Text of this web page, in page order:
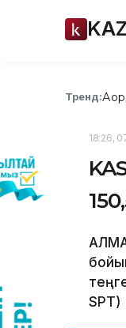
Тренд:
18:26,
SPT)